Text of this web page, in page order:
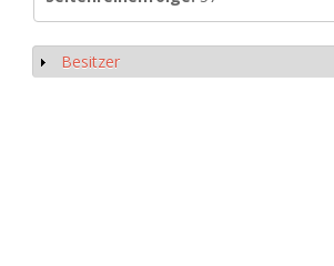
Anzeigen
Besitzer